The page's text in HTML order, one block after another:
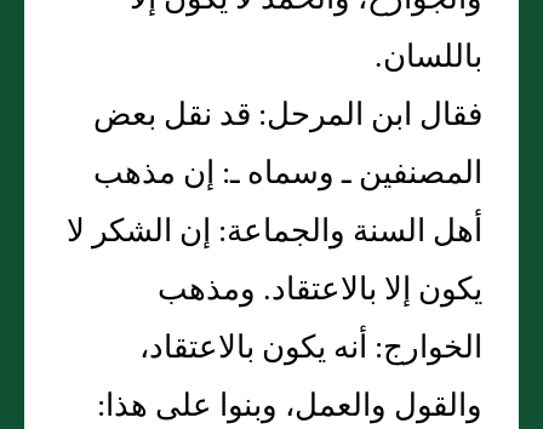
باللسان‏.‏
فقال ابن المرحل‏:‏ قد نقل بعض
المصنفين ـ وسماه ـ‏:‏ إن مذهب
أهل السنة والجماعة‏:‏ إن الشكر لا
يكون إلا بالاعتقاد‏.‏ ومذهب
الخوارج‏:‏ أنه يكون بالاعتقاد،
والقول والعمل، وبنوا على هذا‏:‏